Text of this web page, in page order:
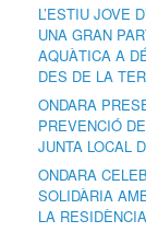
L’ESTIU JOVE
UNA GRAN
AQUÀTICA A
DES DE LA
ONDARA
PREVENCIÓ
JUNTA LOCAL
ONDARA
SOLIDÀRIA
LA